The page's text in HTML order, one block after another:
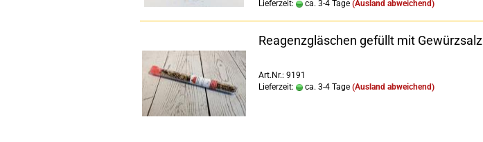
Lieferzeit:
ca. 3-4 Tage (Ausland abweichend)
Reagenzgläschen gefüllt mit Gewürzsalz
Art.Nr.: 9191
Lieferzeit:
ca. 3-4 Tage (Ausland abweichend)